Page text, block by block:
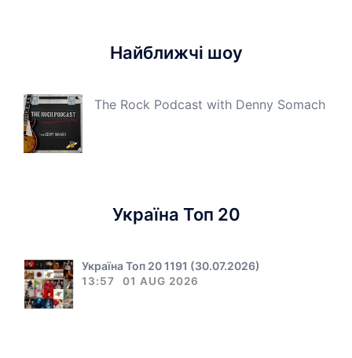
Найближчі шоу
The Rock Podcast with Denny Somach
Україна Топ 20
Україна Топ 20 1191 (30.07.2026)
13:57 01 AUG 2026